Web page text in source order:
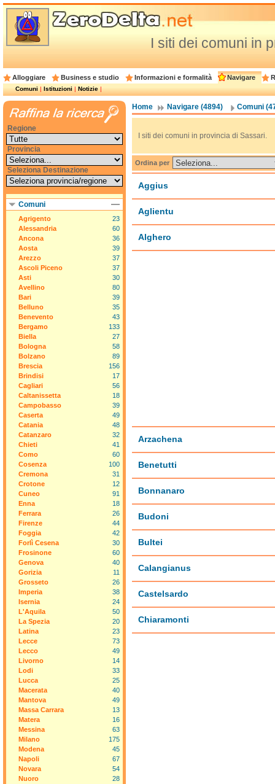
I siti dei comuni in
Alloggiare Business e studio Informazioni e formalità Navigare
Comuni|Istituzioni|Notizie|
Home Navigare (4894) Comuni
I siti dei comuni in provincia di Sassari.
Ordina per
Aggius
Aglientu
Alghero
Arzachena
Benetutti
Bonnanaro
Budoni
Bultei
Calangianus
Castelsardo
Chiaramonti
Regione
Provincia
Seleziona Destinazione
Comuni
Agrigento
23
Alessandria
60
Ancona
36
Aosta
39
Arezzo
37
Ascoli Piceno
37
Asti
30
Avellino
80
Bari
39
Belluno
35
Benevento
43
Bergamo
133
Biella
27
Bologna
58
Bolzano
89
Brescia
156
Brindisi
17
Cagliari
56
Caltanissetta
18
Campobasso
39
Caserta
49
Catania
48
Catanzaro
32
Chieti
41
Como
60
Cosenza
100
Cremona
31
Crotone
12
Cuneo
91
Enna
18
Ferrara
26
Firenze
44
Foggia
42
Forlì Cesena
30
Frosinone
60
Genova
40
Gorizia
11
Grosseto
26
Imperia
38
Isernia
24
L'Aquila
50
La Spezia
20
Latina
23
Lecce
73
Lecco
49
Livorno
14
Lodi
33
Lucca
25
Macerata
40
Mantova
49
Massa Carrara
13
Matera
16
Messina
63
Milano
175
Modena
45
Napoli
67
Novara
54
Nuoro
28